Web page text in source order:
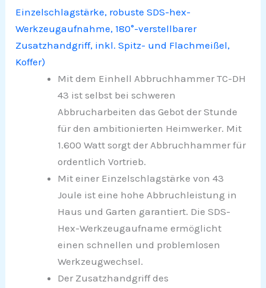
Einzelschlagstärke, robuste SDS-hex-
Werkzeugaufnahme, 180°-verstellbarer
Zusatzhandgriff, inkl. Spitz- und Flachmeißel,
Koffer)
Mit dem Einhell Abbruchhammer TC-DH
43 ist selbst bei schweren
Abbrucharbeiten das Gebot der Stunde
für den ambitionierten Heimwerker. Mit
1.600 Watt sorgt der Abbruchhammer für
ordentlich Vortrieb.
Mit einer Einzelschlagstärke von 43
Joule ist eine hohe Abbruchleistung in
Haus und Garten garantiert. Die SDS-
Hex-Werkzeugaufname ermöglicht
einen schnellen und problemlosen
Werkzeugwechsel.
Der Zusatzhandgriff des